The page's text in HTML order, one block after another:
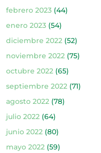
febrero 2023(44)
enero 2023(54)
diciembre 2022(52)
noviembre 2022(75)
octubre 2022(65)
septiembre 2022(71)
agosto 2022(78)
julio 2022(64)
junio 2022(80)
mayo 2022(59)